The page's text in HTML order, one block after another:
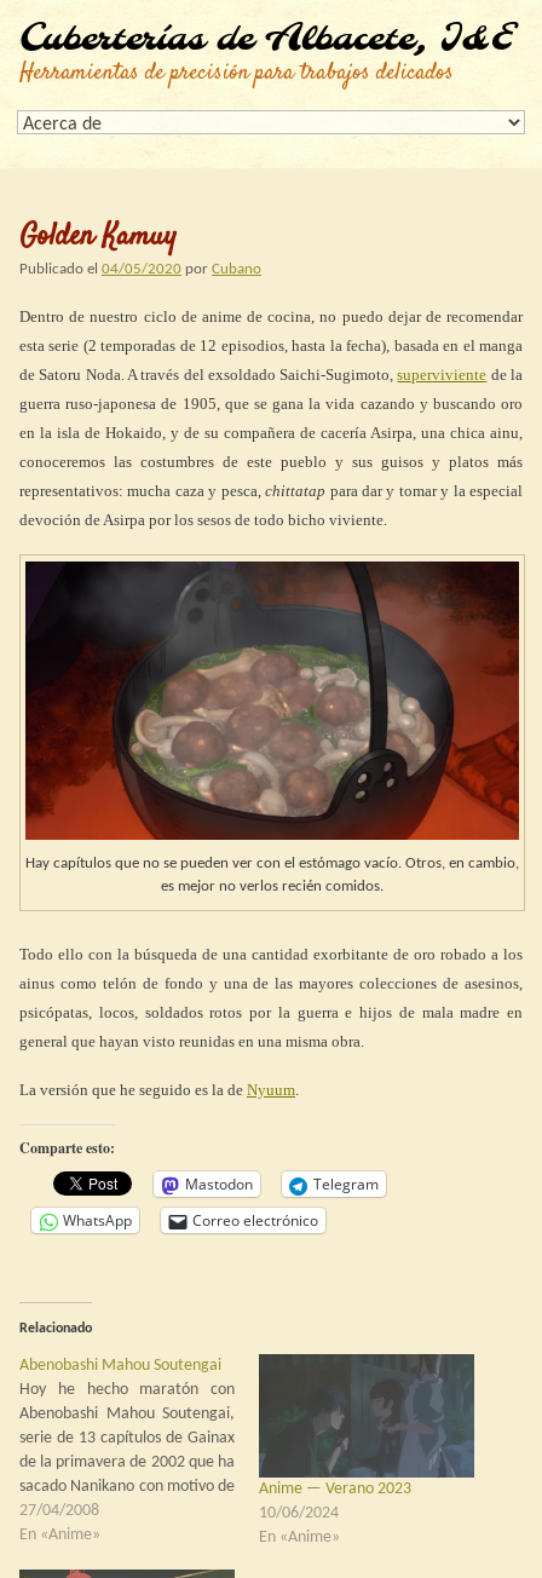
Cuberterías de Albacete, I&E
Herramientas de precisión para trabajos delicados
Golden Kamuy
Publicado el 04/05/2020 por Cubano
Dentro de nuestro ciclo de anime de cocina, no puedo dejar de recomendar
esta serie (2 temporadas de 12 episodios, hasta la fecha), basada en el manga
de Satoru Noda. A través del exsoldado Saichi-Sugimoto,superviviente de la
guerra ruso-japonesa de 1905, que se gana la vida cazando y buscando oro
en la isla de Hokaido, y de su compañera de cacería Asirpa, una chica ainu,
conoceremos las costumbres de este pueblo y sus guisos y platos más
representativos: mucha caza y pesca,chittatap para dar y tomar y la especial
devoción de Asirpa por los sesos de todo bicho viviente.
Hay capítulos que no se pueden ver con el estómago vacío. Otros, en cambio,
es mejor no verlos recién comidos.
Todo ello con la búsqueda de una cantidad exorbitante de oro robado a los
ainus como telón de fondo y una de las mayores colecciones de asesinos,
psicópatas, locos, soldados rotos por la guerra e hijos de mala madre en
general que hayan visto reunidas en una misma obra.
La versión que he seguido es la de Nyuum.
Comparte esto:
Mastodon
Telegram
WhatsApp
Correo electrónico
Relacionado
Abenobashi Mahou Soutengai
Hoy he hecho maratón con
Abenobashi Mahou Soutengai,
serie de 13 capítulos de Gainax
de la primavera de 2002 que ha
sacado Nanikano con motivo de
su cuarto aniversario. La serie
es un dramón… bueno, no, la
27/04/2008
En «Anime»
Anime — Verano 2023
10/06/2024
En «Anime»